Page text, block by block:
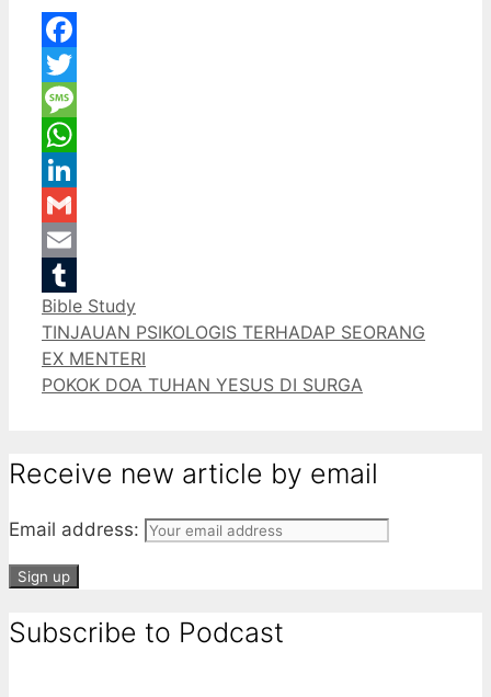
Facebook
Twitter
Message
WhatsApp
LinkedIn
Gmail
Email
Tumblr
Categories
Bible Study
TINJAUAN PSIKOLOGIS TERHADAP SEORANG
EX MENTERI
POKOK DOA TUHAN YESUS DI SURGA
Receive new article by email
Email address:
Subscribe to Podcast